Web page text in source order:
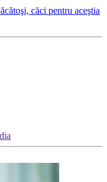
căci pentru aceştia